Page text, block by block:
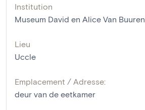
Institution
Museum David en Alice Van Buuren
Lieu
Uccle
Emplacement / Adresse:
deur van de eetkamer